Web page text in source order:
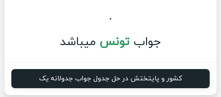
.
جواب تونس میباشد
کشور و پایتختش در حل جدول جواب جدولانه یک